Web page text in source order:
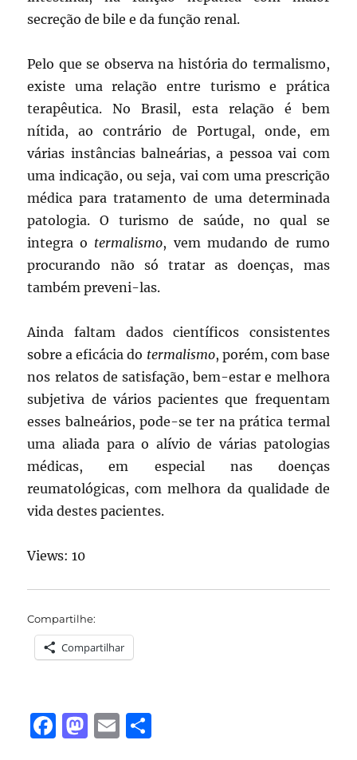
secreção de bile e da função renal.
Pelo que se observa na história do termalismo,
existe uma relação entre turismo e prática
terapêutica. No Brasil, esta relação é bem
nítida, ao contrário de Portugal, onde, em
várias instâncias balneárias, a pessoa vai com
uma indicação, ou seja, vai com uma prescrição
médica para tratamento de uma determinada
patologia. O turismo de saúde, no qual se
integra o termalismo, vem mudando de rumo
procurando não só tratar as doenças, mas
também preveni-las.
Ainda faltam dados científicos consistentes
sobre a eficácia do termalismo, porém, com base
nos relatos de satisfação, bem-estar e melhora
subjetiva de vários pacientes que frequentam
esses balneários, pode-se ter na prática termal
uma aliada para o alívio de várias patologias
médicas, em especial nas doenças
reumatológicas, com melhora da qualidade de
vida destes pacientes.
Views: 10
Compartilhe:
Compartilhar
F
M E